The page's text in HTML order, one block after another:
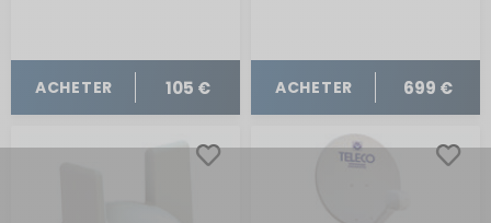
ACHETER 105 € ACHETER 699 €